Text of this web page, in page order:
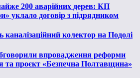
200 аварійних дерев: КП
уклало договір з підрядником
колектор на Подолі
впровадження реформи
та проєкт «Безпечна Полтавщина»